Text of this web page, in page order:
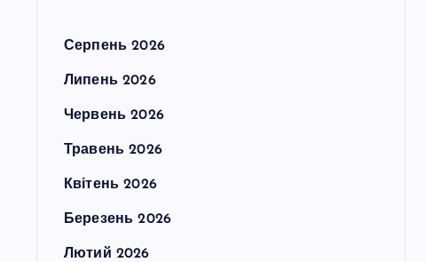
Серпень 2026
Липень 2026
Червень 2026
Травень 2026
Квітень 2026
Березень 2026
Лютий 2026